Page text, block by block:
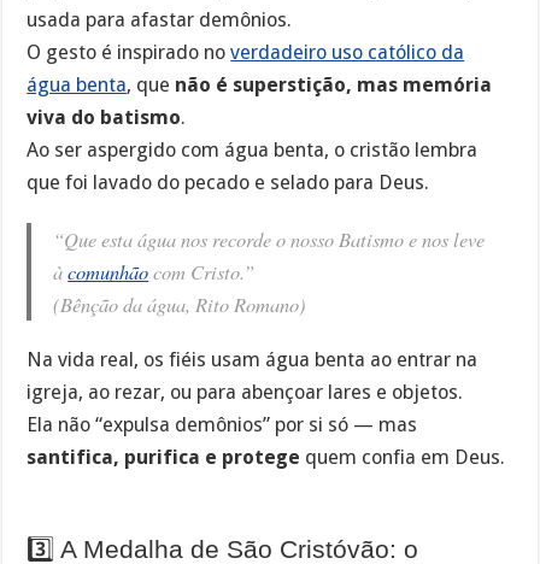
usada para afastar demônios.
O gesto é inspirado noverdadeiro uso católico da
água benta, que não é superstição, mas memória
viva do batismo.
Ao ser aspergido com água benta, o cristão lembra
que foi lavado do pecado e selado para Deus.
“Que esta água nos recorde o nosso Batismo e nos leve
àcomunhãocom Cristo.”
(Bênção da água, Rito Romano)
Na vida real, os fiéis usam água benta ao entrar na
igreja, ao rezar, ou para abençoar lares e objetos.
Ela não “expulsa demônios” por si só — mas
santifica, purifica e protege quem confia em Deus.
3️⃣ A Medalha de São Cristóvão: o